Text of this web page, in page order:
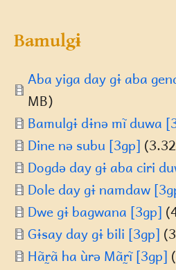
Bamulgɨ
Document
Aba yiga day gɨ aba
MB)
Document
Bamulgɨ dɨnə mĩ duwa
Document
Dine nə subu [3gp]
Document
Dogdə day gɨ aba ciri
Document
Dole day gɨ namdaw
Document
Dwe gɨ bagwana [3gp]
Document
Gɨsay day gɨ bili [3gp]
Document
Hãr̰ã ha ùrə Mãr̰ĩ [3gp]